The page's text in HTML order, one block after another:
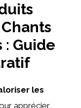
: Guide
les
apprécier